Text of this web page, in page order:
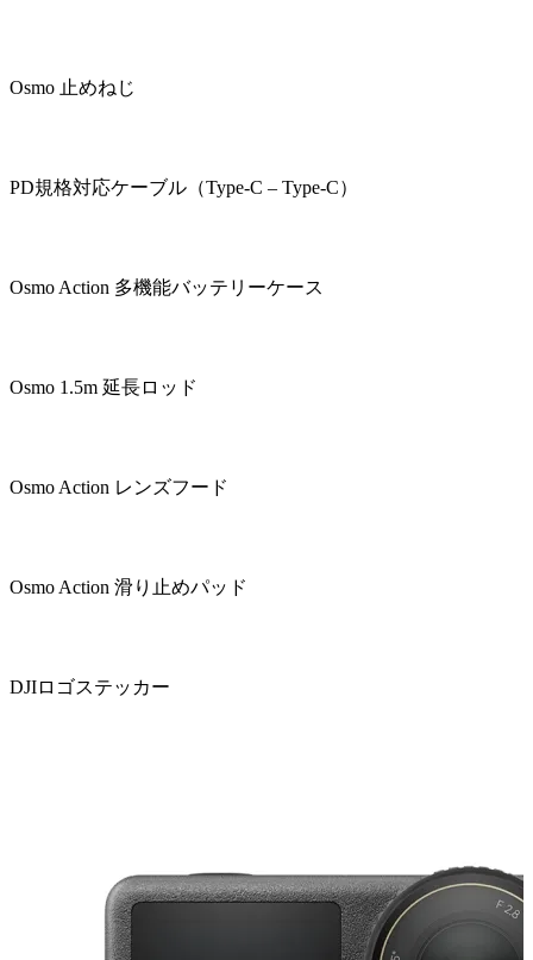
Osmo 止めねじ
PD規格対応ケーブル（Type-C – Type-C）
Osmo Action 多機能バッテリーケース
Osmo 1.5m 延長ロッド
Osmo Action レンズフード
Osmo Action 滑り止めパッド
DJIロゴステッカー